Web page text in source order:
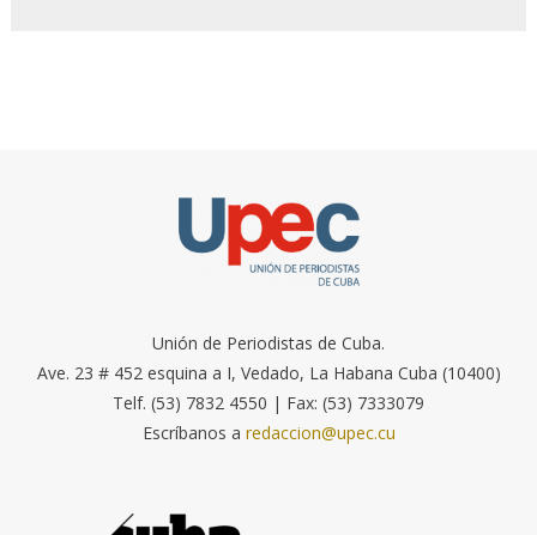
Unión de Periodistas de Cuba.
Ave. 23 # 452 esquina a I, Vedado, La Habana Cuba (10400)
Telf. (53) 7832 4550 | Fax: (53) 7333079
Escríbanos a redaccion@upec.cu